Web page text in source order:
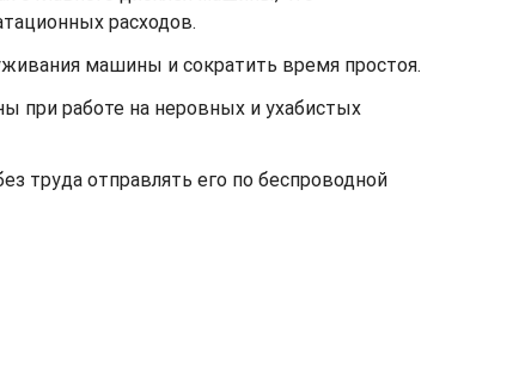
расходов.
машины и сократить время простоя.
при работе на неровных и ухабистых
труда отправлять его по беспроводной